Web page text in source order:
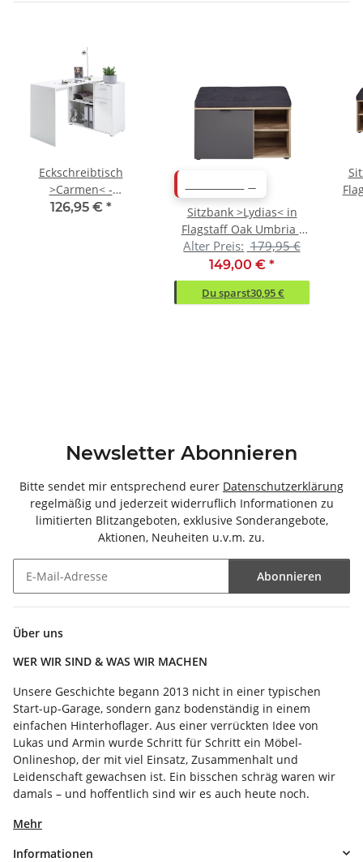
Eckschreibtisch
>Carmen< -
117x74x83cm (BxHxT)
126,95 € *
Sitzbank >Lydias< in
Flagstaff Oak Umbria -
82x51x38cm (BxHxT)
Alter Preis: 179,95 €
149,00 € *
Du sparst30,95 €
Newsletter Abonnieren
Bitte sendet mir entsprechend eurer Datenschutzerklärung
regelmäßig und jederzeit widerruflich Informationen zu
limitierten Blitzangeboten, exklusive Sonderangebote,
Aktionen, Neuheiten u.v.m. zu.
Abonnieren
Über uns
WER WIR SIND & WAS WIR MACHEN
Unsere Geschichte begann 2013 nicht in einer typischen
Start-up-Garage, sondern ganz bodenständig in einem
einfachen Hinterhoflager. Aus einer verrückten Idee von
Lukas und Armin wurde Schritt für Schritt ein Möbel-
Onlineshop, der mit viel Einsatz, Zusammenhalt und
Leidenschaft gewachsen ist. Ein bisschen schräg waren wir
damals – und hoffentlich sind wir es auch heute noch.
Mehr
Informationen